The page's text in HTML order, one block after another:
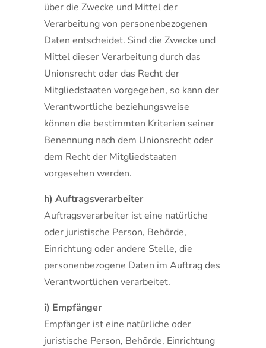
über die Zwecke und Mittel der
Verarbeitung von personenbezogenen
Daten entscheidet. Sind die Zwecke und
Mittel dieser Verarbeitung durch das
Unionsrecht oder das Recht der
Mitgliedstaaten vorgegeben, so kann der
Verantwortliche beziehungsweise
können die bestimmten Kriterien seiner
Benennung nach dem Unionsrecht oder
dem Recht der Mitgliedstaaten
vorgesehen werden.
h) Auftragsverarbeiter
Auftragsverarbeiter ist eine natürliche
oder juristische Person, Behörde,
Einrichtung oder andere Stelle, die
personenbezogene Daten im Auftrag des
Verantwortlichen verarbeitet.
i) Empfänger
Empfänger ist eine natürliche oder
juristische Person, Behörde, Einrichtung